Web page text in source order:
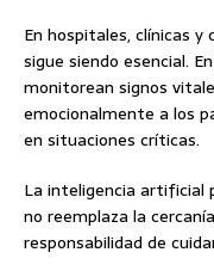
En hospitales, clínicas
sigue siendo esencial.
monitorean signos
emocionalmente a los
en situaciones críticas.
La inteligencia artificial
no reemplaza la
responsabilidad de